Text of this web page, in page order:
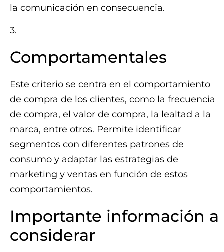
la comunicación en consecuencia.
3.
Comportamentales
Este criterio se centra en el comportamiento
de compra de los clientes, como la frecuencia
de compra, el valor de compra, la lealtad a la
marca, entre otros. Permite identificar
segmentos con diferentes patrones de
consumo y adaptar las estrategias de
marketing y ventas en función de estos
comportamientos.
Importante información a
considerar